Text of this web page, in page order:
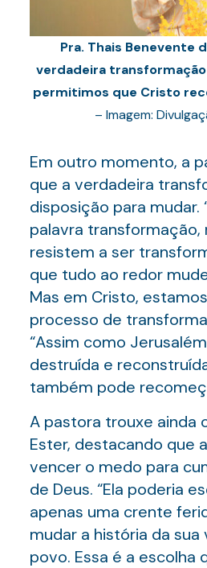
Pra. Thais Benevente
verdadeira
permitimos que Cristo
– Imagem:
Em outro momento, a
que a verdadeira
disposição para mudar.
palavra transformação,
resistem a ser
que tudo ao redor
Mas em Cristo,
processo de
“Assim como
destruída e
também pode
A pastora trouxe ainda
Ester, destacando que
vencer o medo para
de Deus. “Ela poderia
apenas uma crente
mudar a história da sua
povo. Essa é a escolha